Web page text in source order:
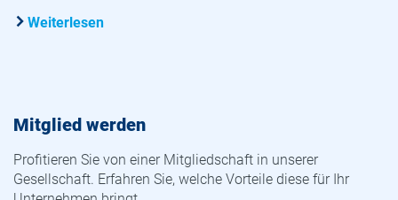
Weiterlesen
Mitglied werden
Profitieren Sie von einer Mitgliedschaft in unserer
Gesellschaft. Erfahren Sie, welche Vorteile diese für Ihr